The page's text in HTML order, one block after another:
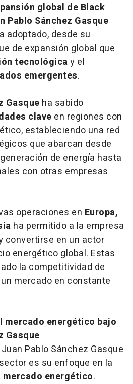
global de Black
Pablo Sánchez Gasque
adoptado, desde su
de expansión global que
tecnológicay el
emergentes.
Gasque ha sabido
clave en regiones con
estableciendo una red
que abarcan desde
de energía hasta
con otras empresas
operaciones en Europa,
ha permitido a la empresa
convertirse en un actor
energético global. Estas
la competitividad de
mercado en constante
mercado energético bajo
Gasque
Pablo Sánchez Gasque
es su enfoque en la
energético.